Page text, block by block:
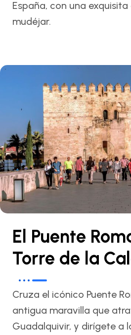
España, con una
mudéjar.
El Puente
Torre de la
Cruza el icónico Puente
antigua maravilla que
Guadalquivir, y dirígete a